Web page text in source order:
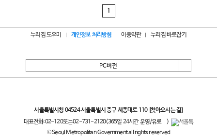
1
누리집 도우미 개인정보 처리방침 이용약관 누리집 바로잡기
PC버전
서울특별시청 04524 서울특별시 중구 세종대로 110 [찾아오시는 길]
대표전화:02-120또는02-731-2120(365일 24시간 운영/유료
)
© Seoul Metropolitan Government all rights reserved